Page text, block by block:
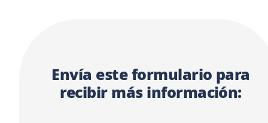
Envía este formulario para
recibir más información: